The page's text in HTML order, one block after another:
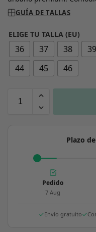
GUÍA DE TALLAS
ELIGE TU TALLA (EU)
36 37 38 39
44
45 46
Plazo
Pedido
7 Aug
Envío gratuito